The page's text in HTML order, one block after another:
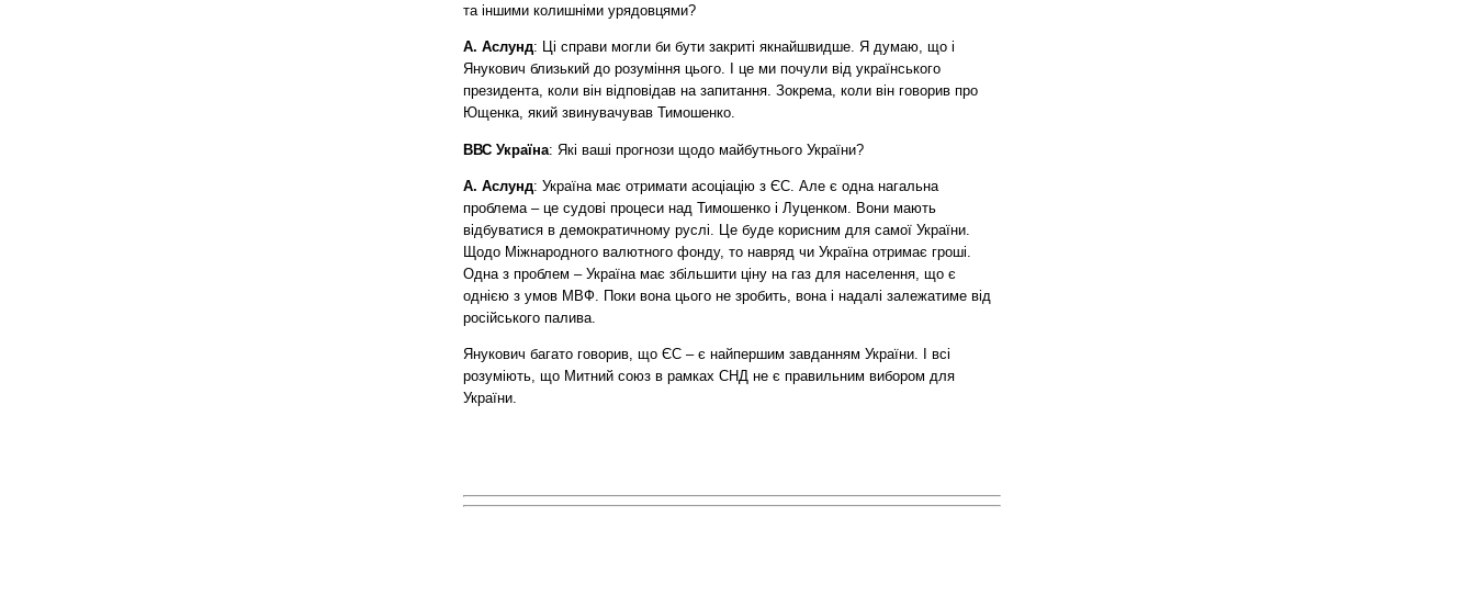
та іншими колишніми урядовцями?
А. Аслунд: Ці справи могли би бути закриті якнайшвидше. Я думаю, що і
Янукович близький до розуміння цього. І це ми почули від українського
президента, коли він відповідав на запитання. Зокрема, коли він говорив про
Ющенка, який звинувачував Тимошенко.
ВВС Україна: Які ваші прогнози щодо майбутнього України?
А. Аслунд: Україна має отримати асоціацію з ЄС. Але є одна нагальна
проблема – це судові процеси над Тимошенко і Луценком. Вони мають
відбуватися в демократичному руслі. Це буде корисним для самої України.
Щодо Міжнародного валютного фонду, то навряд чи Україна отримає гроші.
Одна з проблем – Україна має збільшити ціну на газ для населення, що є
однією з умов МВФ. Поки вона цього не зробить, вона і надалі залежатиме від
російського палива.
Янукович багато говорив, що ЄС – є найпершим завданням України. І всі
розуміють, що Митний союз в рамках СНД не є правильним вибором для
України.